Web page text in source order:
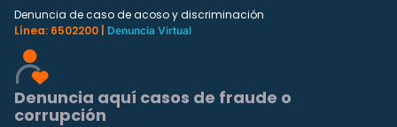
Denuncia de caso de acoso y discriminación
Línea: 6502200 |
Denuncia Virtual
Denuncia aquí casos de fraude o
corrupción